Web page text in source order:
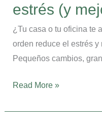
estrés (y
¿Tu casa o tu oficina te
orden reduce el estrés
Pequeños cambios,
reduce
estrés
mejora
Read More »